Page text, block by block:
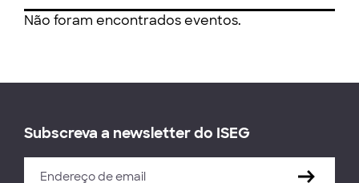
Não foram encontrados eventos.
Subscreva a newsletter do ISEG